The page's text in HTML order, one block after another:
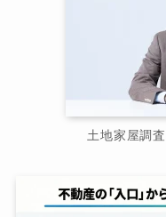
土地家屋調